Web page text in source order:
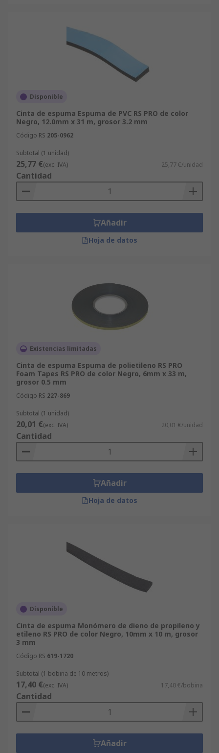
Disponible
Cinta de espuma Espuma de PVC RS PRO de color
Negro, 12.0mm x 31 m, grosor 3.2 mm
Código RS 205-0962
Subtotal (1 unidad)
25,77 €(exc. IVA) 25,77 €/unidad
Cantidad
Añadir
Hoja de datos
Existencias limitadas
Cinta de espuma Espuma de polietileno RS PRO
Foam Tapes RS PRO de color Negro, 6mm x 33 m,
grosor 0.5 mm
Código RS 227-869
Subtotal (1 unidad)
20,01 €(exc. IVA) 20,01 €/unidad
Cantidad
Añadir
Hoja de datos
Disponible
Cinta de espuma Monómero de dieno de propileno y
etileno RS PRO de color Negro, 10mm x 10 m, grosor
3 mm
Código RS 619-1720
Subtotal (1 bobina de 10 metros)
17,40 €(exc. IVA) 17,40 €/bobina
Cantidad
Añadir